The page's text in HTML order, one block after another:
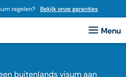
regelen? Bekijk onze garanties
buitenlands visum aan